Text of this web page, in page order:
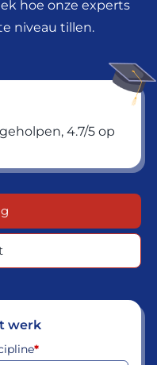
hoe onze experts
niveau tillen.
4.7/5 op
werk
*